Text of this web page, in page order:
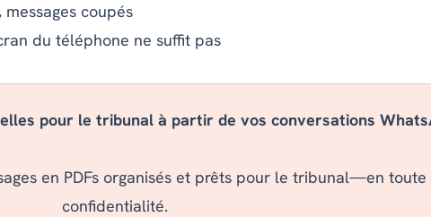
coupés
du téléphone ne suffit pas
pour le tribunal à partir de vos conversations
en PDFs organisés et prêts pour le tribunal—en toute
confidentialité.